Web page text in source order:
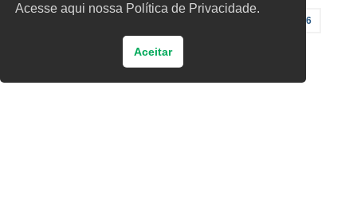
96
Acesse aqui nossa Política de Privacidade.
Aceitar